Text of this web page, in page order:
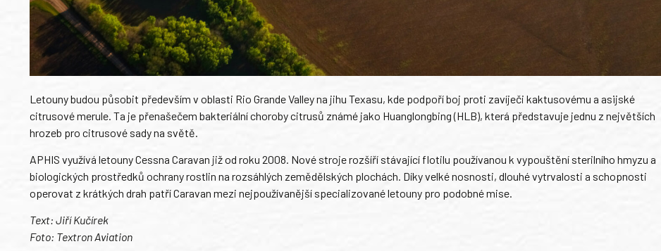
Letouny budou působit především v oblasti Rio Grande Valley na jihu Texasu, kde podpoří boj proti zavíječi kaktusovému a asijské
citrusové merule. Ta je přenašečem bakteriální choroby citrusů známé jako Huanglongbing (HLB), která představuje jednu z největších
hrozeb pro citrusové sady na světě.
APHIS využívá letouny Cessna Caravan již od roku 2008. Nové stroje rozšíří stávající flotilu používanou k vypouštění sterilního hmyzu a
biologických prostředků ochrany rostlin na rozsáhlých zemědělských plochách. Díky velké nosnosti, dlouhé vytrvalosti a schopnosti
operovat z krátkých drah patří Caravan mezi nejpoužívanější specializované letouny pro podobné mise.
Text: Jiří Kučírek
Foto: Textron Aviation